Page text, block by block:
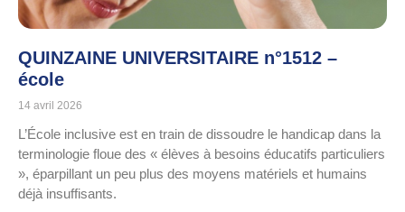
QUINZAINE UNIVERSITAIRE n°1512 –
école
14 avril 2026
L’École inclusive est en train de dissoudre le handicap dans la
terminologie floue des « élèves à besoins éducatifs particuliers
», éparpillant un peu plus des moyens matériels et humains
déjà insuffisants.